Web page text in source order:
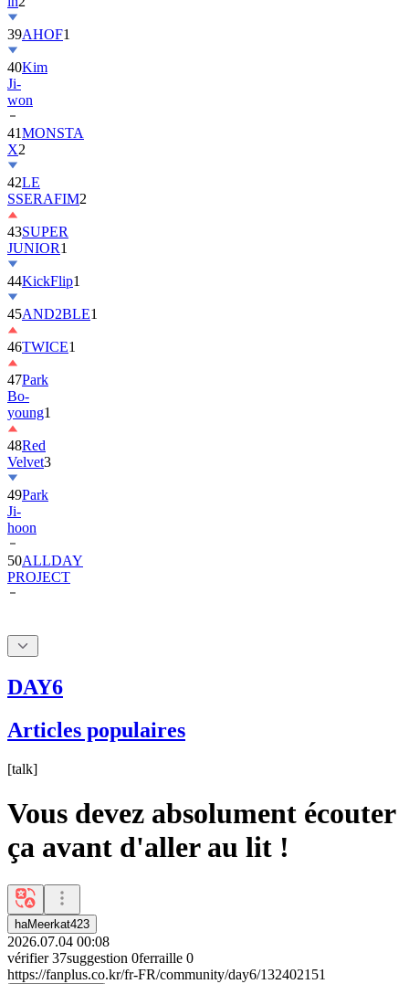
39AHOF1
40Kim
Ji-
won
41MONSTA
X2
42LE
SSERAFIM2
43SUPER
JUNIOR1
44KickFlip1
45AND2BLE1
46TWICE1
47Park
Bo-
young1
48Red
Velvet3
49Park
Ji-
hoon
50ALLDAY
PROJECT
DAY6
Articles populaires
[talk]
Vous devez absolument écouter
ça avant d'aller au lit !
haMeerkat423
2026.07.04 00:08
vérifier 37suggestion 0ferraille 0
https://fanplus.co.kr/fr-FR/community/day6/132402151